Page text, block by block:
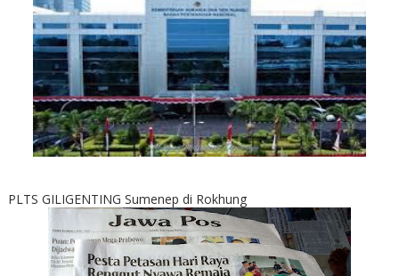
PLTS GILIGENTING Sumenep di Rokhung